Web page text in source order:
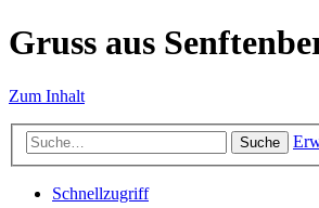
Gruss aus
Zum Inhalt
Suche
Schnellzugriff